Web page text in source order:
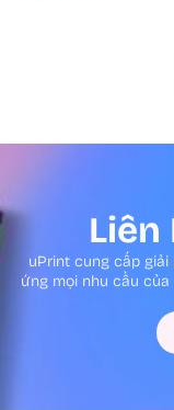
Liên
uPrint cung cấp
ứng mọi nhu cầu